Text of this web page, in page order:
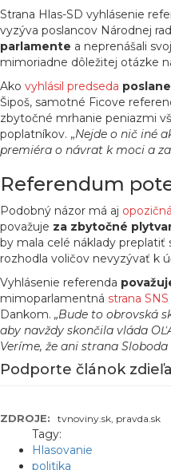
Strana Hlas-SD vyhlásenie
vyzýva poslancov Národnej
parlamente a neprenášali
mimoriadne dôležitej otázke
Ako vyhlásil predseda
Šipoš, samotné Ficove
zbytočné mrhanie peniazmi
poplatníkov. „Nejde o nič iné
premiéra o návrat k moci a
Referendum
Podobný názor má aj
považuje za zbytočné
by mala celé náklady preplatiť
rozhodla voličov nevyzývať k
Vyhlásenie referenda
mimoparlamentná strana SNS
Dankom. „Bude to obrovská
aby navždy skončila vláda
Veríme, že ani strana
Podporte článok
ZDROJE: tvnoviny.sk, pravda.sk
Tagy:
Hlasovanie
politika